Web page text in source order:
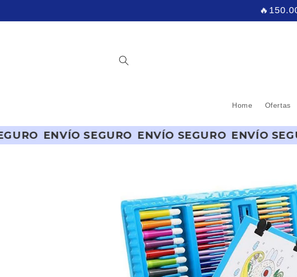
al contenido
Home Ofertas
SEGURO ENVÍO SEGURO ENVÍO SEGURO ENVÍO